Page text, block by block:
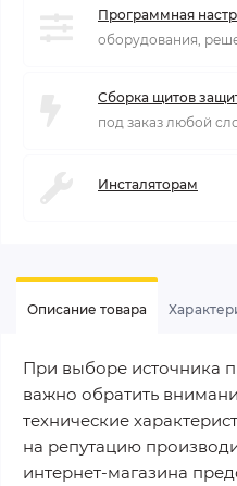
Программная
оборудования,
Сборка щитов
под заказ любой
Инсталяторам
Описание товара
При выборе источника
важно обратить
технические
на репутацию
интернет-магазина